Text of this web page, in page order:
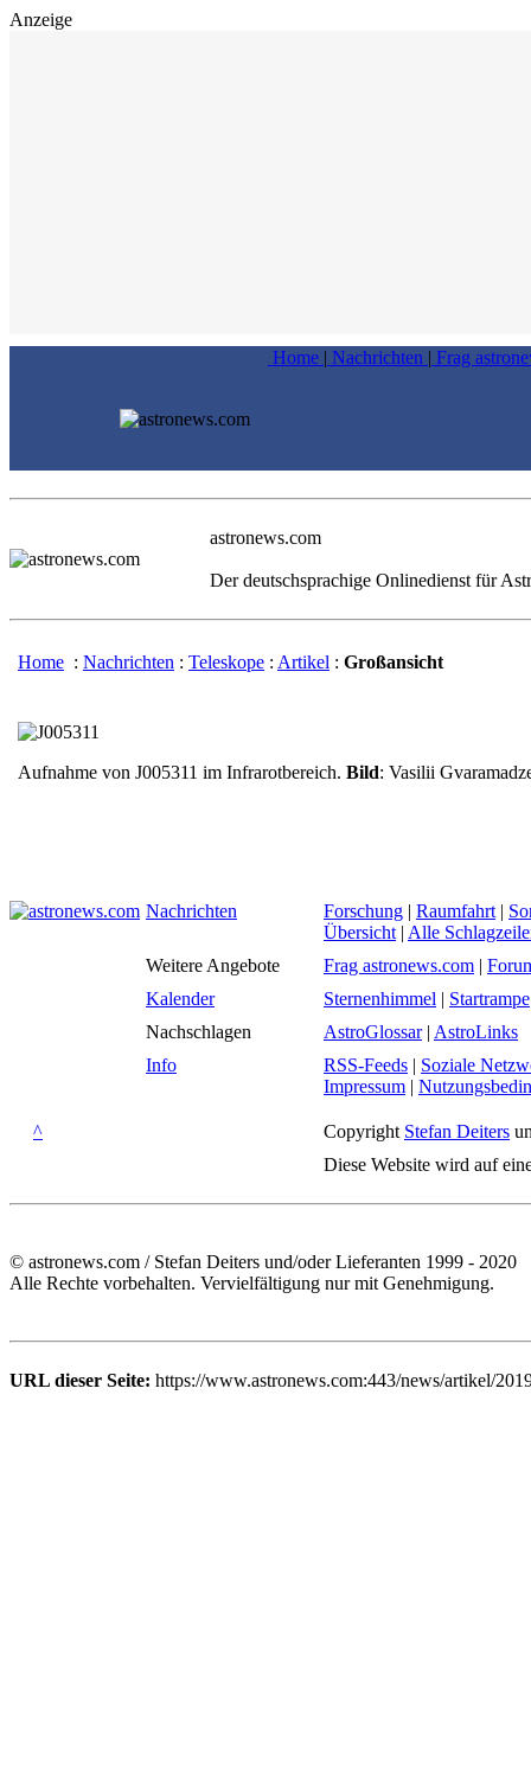
Anzeige
Home | Nachrichten | Frag
astronews.com
Der deutschsprachige Onlinedienst für
Home : Nachrichten : Teleskope : Artikel : Großansicht
Aufnahme von J005311 im Infrarotbereich. Bild: Vasilii
Nachrichten Forschung | Raumfahrt |
Übersicht | Alle
Weitere Angebote
Frag astronews.com |
Kalender
Sternenhimmel | Startrampe
Nachschlagen
AstroGlossar| AstroLinks
Info
RSS-Feeds | Soziale
Impressum |
^ Copyright Stefan Deiters
Diese Website wird auf
© astronews.com / Stefan Deiters und/oder Lieferanten 1999 - 2020
Alle Rechte vorbehalten. Vervielfältigung nur mit Genehmigung.
URL dieser Seite: https://www.astronews.com:443/news/artikel/